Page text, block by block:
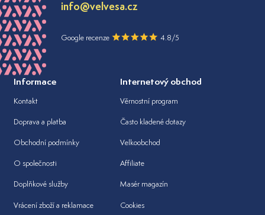
info@velvesa.cz
Google recenze 4.8/5
Informace
Kontakt
Doprava a platba
Obchodní podmínky
O společnosti
Doplňkové služby
Vrácení zboží a reklamace
Internetový obchod
Věrnostní program
Často kladené dotazy
Velkoobchod
Affiliate
Masér magazín
Cookies